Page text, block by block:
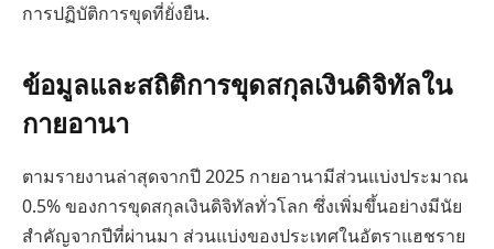
การปฏิบัติการขุดที่ยั่งยืน.
ข้อมูลและสถิติการขุดสกุลเงินดิจิทัลใน
กายอานา
ตามรายงานล่าสุดจากปี 2025 กายอานามีส่วนแบ่งประมาณ
0.5% ของการขุดสกุลเงินดิจิทัลทั่วโลก ซึ่งเพิ่มขึ้นอย่างมีนัย
สำคัญจากปีที่ผ่านมา ส่วนแบ่งของประเทศในอัตราแฮชราย